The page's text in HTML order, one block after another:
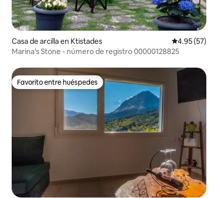
Casa de arcilla en Ktistades Calificación
4.95 (57)
Marina's Stone - número de registro 00000128825
Favorito entre huéspedes
Favorito entre huéspedes